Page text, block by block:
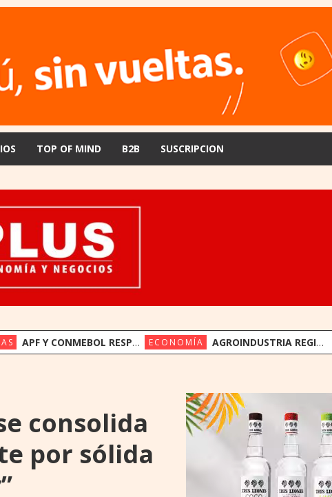
TOP OF MIND B2B SUSCRIPCION
APF Y CONMEBOL RESPALDAN A LA FIFA Y LLAMAN A PRESERVAR LA INSTITUCIONALIDAD ECONOMÍA AGROINDUSTRIA REGISTRA SU MEJOR PRIMER SEMESTRE DESDE 2018
consolida
por sólida